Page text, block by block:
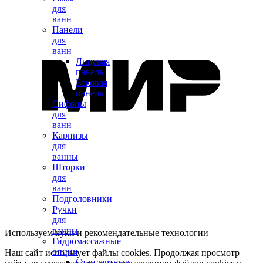
для
ванн
Панели
для
ванн
Лицевая
панель
Боковая
панель
Сифоны
для
ванн
Карнизы
для
ванны
Шторки
для
ванн
Подголовники
Ручки
для
ванны
Гидромассажные
опции
Используем куки и рекомендательные технологии
Наш сайт использует файлы cookies. Продолжая просмотр